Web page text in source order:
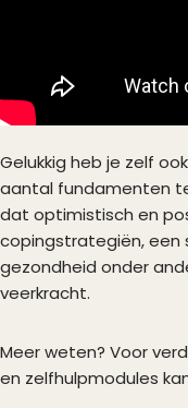
Gelukkig heb je zelf
aantal fundamenten
dat optimistisch en
copingstrategiën, een
gezondheid onder
veerkracht.
Meer weten? Voor
en zelfhulpmodules